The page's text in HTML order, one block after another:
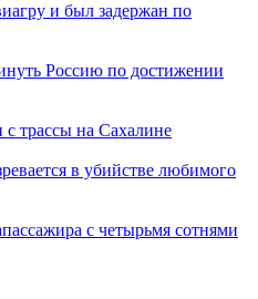
и был задержан по
Россию по достижении
трассы на Сахалине
в убийстве любимого
с четырьмя сотнями